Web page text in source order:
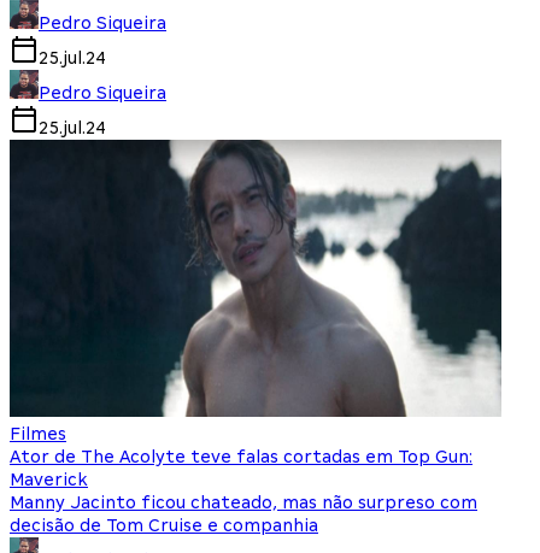
Pedro Siqueira
25.jul.24
Pedro Siqueira
25.jul.24
Filmes
Ator de The Acolyte teve falas cortadas em Top Gun:
Maverick
Manny Jacinto ficou chateado, mas não surpreso com
decisão de Tom Cruise e companhia